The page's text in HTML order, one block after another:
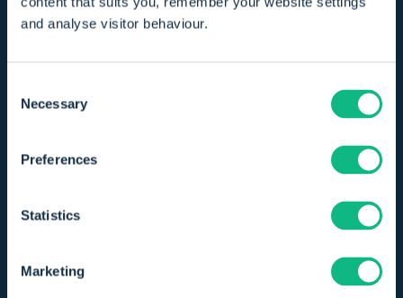
and analyse visitor behaviour.
Selection
Necessary
Preferences
Statistics
Marketing